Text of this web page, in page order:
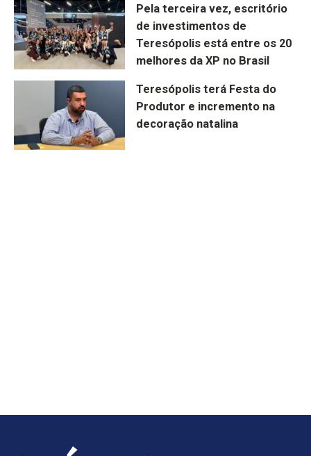
Pela terceira vez, escritório
de investimentos de
Teresópolis está entre os 20
melhores da XP no Brasil
Teresópolis terá Festa do
Produtor e incremento na
decoração natalina